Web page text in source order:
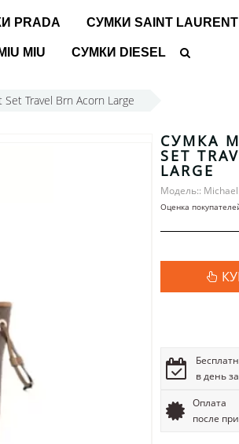
PRADA СУМКИ SAINT LAURENT
MIU СУМКИ DIESEL
Set Travel Brn Acorn Large
СУМКА
SET
LARGE
Модель::
Оценка
в день
Оплата
после